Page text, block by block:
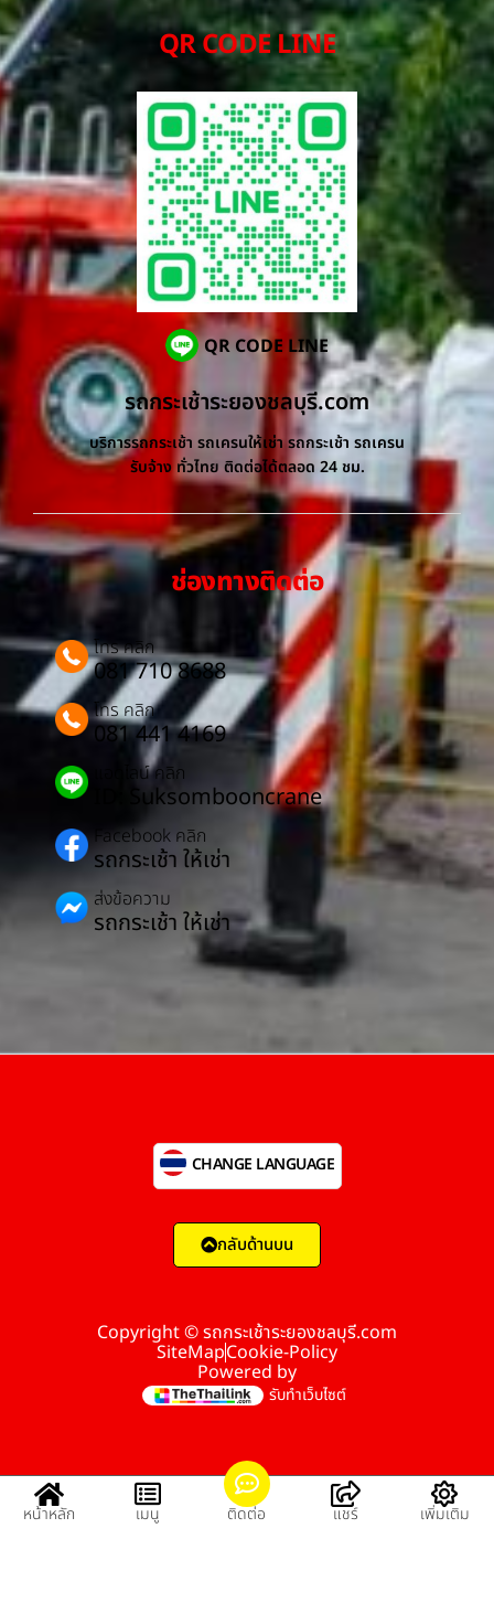
QR CODE LINE
QR CODE LINE
รถกระเช้าระยองชลบุรี.com
บริการรถกระเช้า รถเครนให้เช่า รถกระเช้า รถเครน
รับจ้าง ทั่วไทย ติดต่อได้ตลอด 24 ชม.
ช่องทางติดต่อ
โทร คลิก
081 710 8688
โทร คลิก
081 441 4169
แอดไลน์ คลิก
ID: Suksombooncrane
Facebook คลิก
รถกระเช้า ให้เช่า
ส่งข้อความ
รถกระเช้า ให้เช่า
Copyright © รถกระเช้าระยองชลบุรี.com
SiteMapCookie-Policy
Powered by
รับทำเว็บไซต์
CHANGE LANGUAGE
กลับด้านบน
หน้าหลัก เมนู ติดต่อ แชร์ เพิ่มเติม